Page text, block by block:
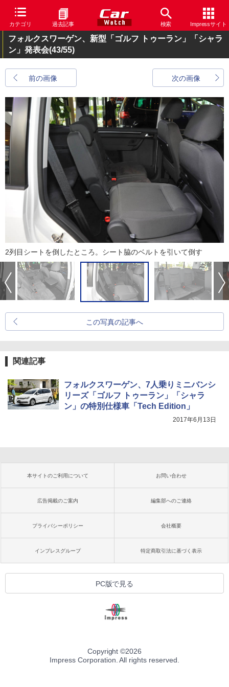
カテゴリ 過去記事 検索 Impressサイト
フォルクスワーゲン、新型「ゴルフ トゥーラン」「シャラ
ン」発表会(43/55)
前の画像 次の画像
2列目シートを倒したところ。シート脇のベルトを引いて倒す
この写真の記事へ
関連記事
フォルクスワーゲン、7人乗りミニバンシ
リーズ「ゴルフ トゥーラン」「シャラ
ン」の特別仕様車「Tech Edition」
2017年6月13日
本サイトのご利用について お問い合わせ
広告掲載のご案内 編集部へのご連絡
プライバシーポリシー 会社概要
インプレスグループ 特定商取引法に基づく表示
PC版で見る
Copyright ©2026
Impress Corporation. All rights reserved.